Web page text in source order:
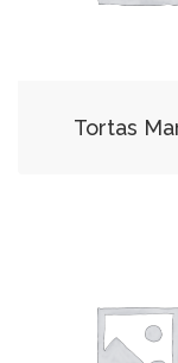
Tortas